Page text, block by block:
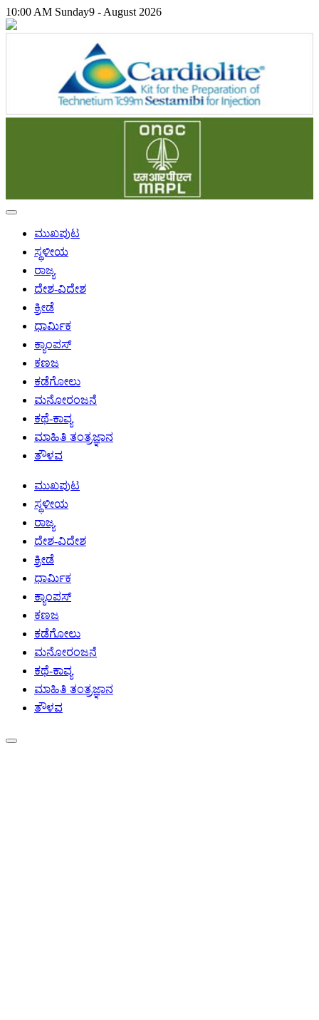
10:00 AM Sunday9 - August 2026
ಮುಖಪುಟ
ಸ್ಥಳೀಯ
ರಾಜ್ಯ
ದೇಶ-ವಿದೇಶ
ಕ್ರೀಡೆ
ಧಾರ್ಮಿಕ
ಕ್ಯಾಂಪಸ್
ಕಣಜ
ಕಡೆಗೋಲು
ಮನೋರಂಜನೆ
ಕಥೆ-ಕಾವ್ಯ
ಮಾಹಿತಿ ತಂತ್ರಜ್ಞಾನ
ತೌಳವ
ಮುಖಪುಟ
ಸ್ಥಳೀಯ
ರಾಜ್ಯ
ದೇಶ-ವಿದೇಶ
ಕ್ರೀಡೆ
ಧಾರ್ಮಿಕ
ಕ್ಯಾಂಪಸ್
ಕಣಜ
ಕಡೆಗೋಲು
ಮನೋರಂಜನೆ
ಕಥೆ-ಕಾವ್ಯ
ಮಾಹಿತಿ ತಂತ್ರಜ್ಞಾನ
ತೌಳವ